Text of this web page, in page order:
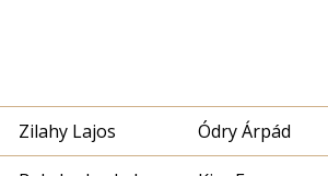
Zilahy Lajos Ódry Árpád